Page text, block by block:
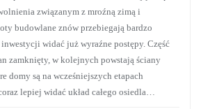
związanym z mroźną zimą i
budowlane znów przebiegają bardzo
widać już wyraźne postępy. Część
zamknięty, w kolejnych powstają ściany
domy są na wcześniejszych etapach
lepiej widać układ całego osiedla…